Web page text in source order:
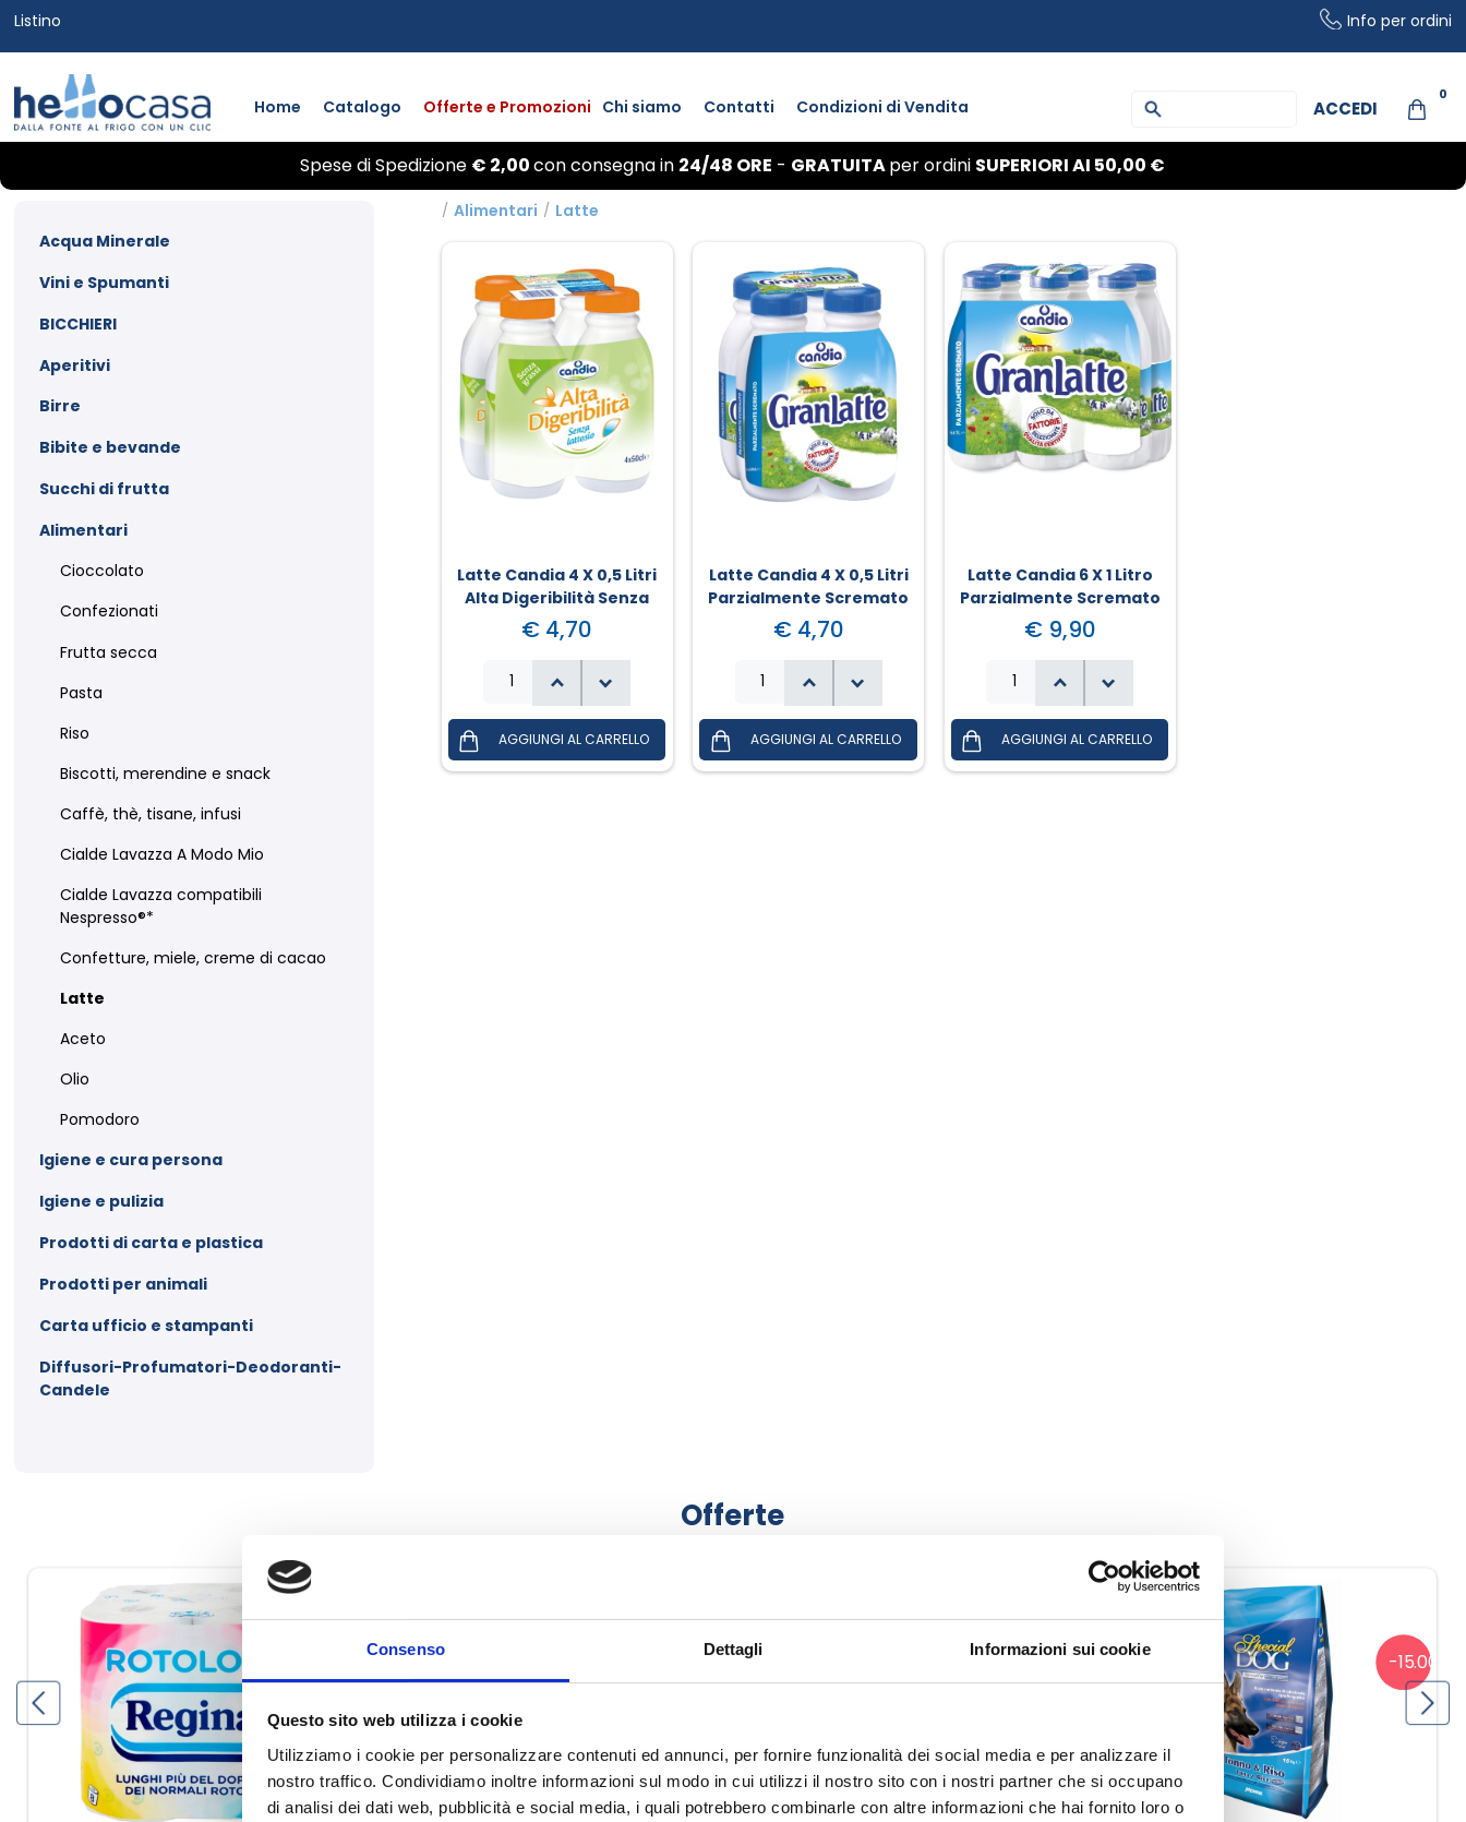
Consenso Dettagli Informazioni sui cookie
Questo sito web utilizza i cookie
Utilizziamo i cookie per personalizzare contenuti ed annunci, per fornire funzionalità dei social media e per analizzare il
nostro traffico. Condividiamo inoltre informazioni sul modo in cui utilizzi il nostro sito con i nostri partner che si occupano
di analisi dei dati web, pubblicità e social media, i quali potrebbero combinarle con altre informazioni che hai fornito loro o
Listino Info per ordini
Home Catalogo Offerte e Promozioni Chi siamo Contatti Condizioni di Vendita
0
ACCEDI
Spese diSpedizione € 2,00conconsegnain 24/48 ORE - GRATUITAper ordini SUPERIORI AI 50,00 €
Acqua Minerale
Vini e Spumanti
BICCHIERI
Aperitivi
Birre
Bibite e bevande
Succhi di frutta
Alimentari
Cioccolato
Confezionati
Frutta secca
Pasta
Riso
Biscotti, merendine e snack
Caffè, thè, tisane, infusi
Cialde Lavazza A Modo Mio
Cialde Lavazza compatibili
Nespresso®*
Confetture, miele, creme di cacao
Latte
Aceto
Olio
Pomodoro
Igiene e cura persona
Igiene e pulizia
Prodotti di carta e plastica
Prodotti per animali
Carta ufficio e stampanti
Diffusori-Profumatori-Deodoranti-
Candele
/ Alimentari / Latte
Latte Candia 4 X 0,5 Litri
Alta Digeribilità Senza
Grassi E Lattosio
€ 4,70
Latte Candia 4 X 0,5 Litri
Parzialmente Scremato
€ 4,70
Latte Candia 6 X 1 Litro
Parzialmente Scremato
€ 9,90
Offerte
-15.00% -15.00% -15.00%